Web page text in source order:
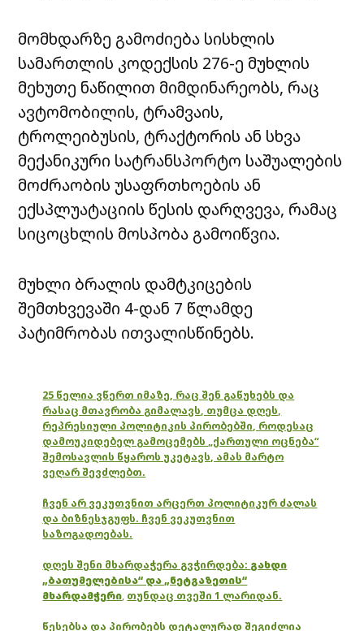
მომხდარზე გამოძიება სისხლის
სამართლის კოდექსის 276-ე მუხლის
მეხუთე ნაწილით მიმდინარეობს, რაც
ავტომობილის, ტრამვაის,
ტროლეიბუსის, ტრაქტორის ან სხვა
მექანიკური სატრანსპორტო საშუალების
მოძრაობის უსაფრთხოების ან
ექსპლუატაციის წესის დარღვევა, რამაც
სიცოცხლის მოსპობა გამოიწვია.
მუხლი ბრალის დამტკიცების
შემთხვევაში 4-დან 7 წლამდე
პატიმრობას ითვალისწინებს.
25 წელია ვწერთ იმაზე, რაც შენ გაწუხებს და
რასაც მთავრობა გიმალავს, თუმცა დღეს,
რეპრესიული პოლიტიკის პირობებში, როდესაც
დამოუკიდებელ გამოცემებს „ქართული ოცნება“
შემოსავლის წყაროს უკეტავს, ამას მარტო
ვეღარ შევძლებთ.
ჩვენ არ ვეკუთვნით არცერთ პოლიტიკურ ძალას
და ბიზნესჯგუფს. ჩვენ ვეკუთვნით
საზოგადოებას.
დღეს შენი მხარდაჭერა გვჭირდება: გახდი
„ბათუმელებისა“ და „ნეტგაზეთის“
მხარდამჭერი, თუნდაც თვეში 1 ლარიდან.
წესებსა და პირობებს დეტალურად შეგიძლია